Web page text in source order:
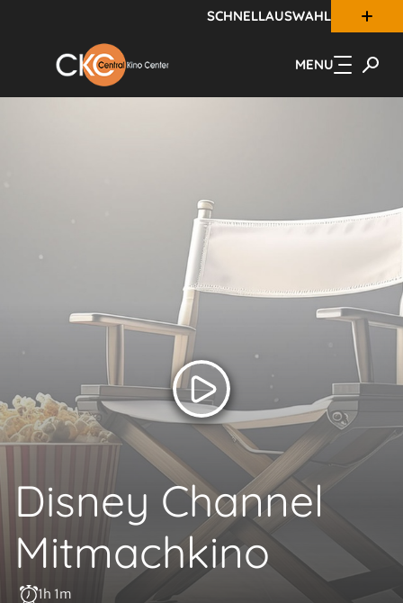
SCHNELLAUSWAHL
MENU
Disney Channel
Mitmachkino
1h 1m